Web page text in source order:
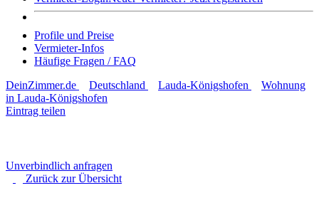
Profile und Preise
Vermieter-Infos
Häufige Fragen / FAQ
DeinZimmer.de
Deutschland Lauda-Königshofen
Wohnung
in Lauda-Königshofen
Eintrag teilen
Unverbindlich anfragen
Zurück zurÜbersicht